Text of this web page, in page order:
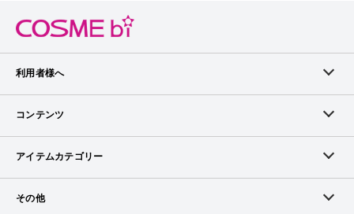
利用者様へ
メンバーログイン
メンバー会員について
コンテンツ
ランキング
アイテムカテゴリー
スキンケア
その他